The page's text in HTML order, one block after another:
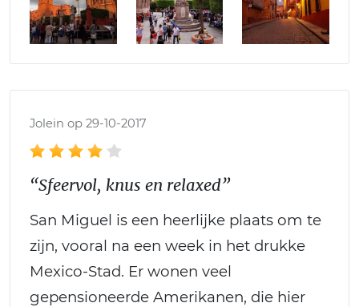
Jolein op 29-10-2017
“Sfeervol, knus en relaxed”
San Miguel is een heerlijke plaats om te
zijn, vooral na een week in het drukke
Mexico-Stad. Er wonen veel
gepensioneerde Amerikanen, die hier